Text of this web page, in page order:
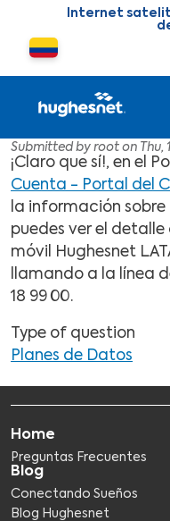
Skip to main content
Internet
Cambiar
Submitted by root on Thu,
¡Claro que sí!, en el
Cuenta - Portal del
la información
puedes ver el
móvil Hughesnet
llamando a la línea
18 99 00.
Type of question
Planes de Datos
Home
Preguntas Frecuentes
Blog
Conectando Sueños
Blog Hughesnet